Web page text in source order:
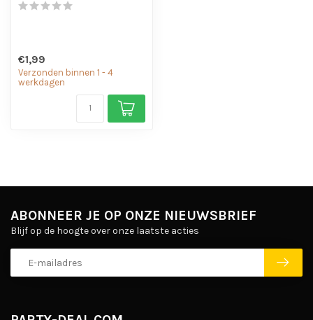
€1,99
Verzonden binnen 1 - 4
werkdagen
ABONNEER JE OP ONZE NIEUWSBRIEF
Blijf op de hoogte over onze laatste acties